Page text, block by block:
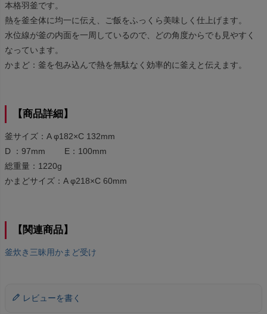
本格羽釜です。
熱を釜全体に均一に伝え、ご飯をふっくら美味しく仕上げます。
水位線が釜の内面を一周しているので、どの角度からでも見やすく
なっています。
かまど：釜を包み込んで熱を無駄なく効率的に釜えと伝えます。
【商品詳細】
釜サイズ：A φ182×C 132mm
D ：97mm E：100mm
総重量：1220g
かまどサイズ：A φ218×C 60mm
【関連商品】
釜炊き三昧用かまど受け
レビューを書く